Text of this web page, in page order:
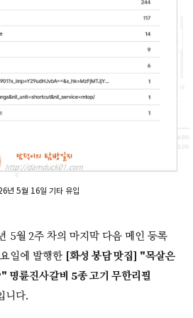
년 5월 16일 기타 유입
5월 2주 차의 마지막 다음 메인 등록
일에 발행한 [화성 봉담 맛집] "목살은
명륜진사갈비 5종 고기 무한리필
니다.